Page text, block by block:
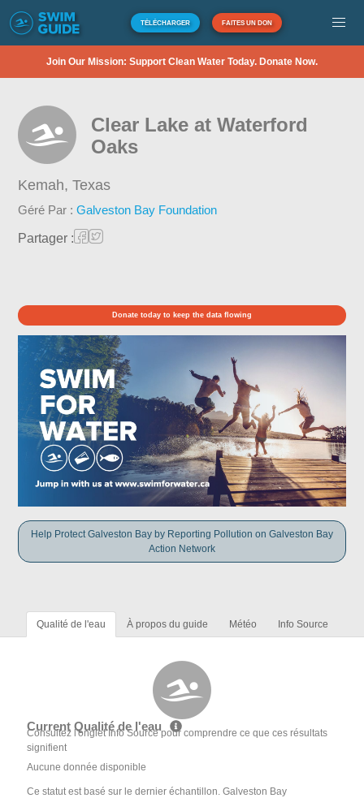
TÉLÉCHARGER FAITES UN DON
Join Our Mission: Support Clean Water Today. Donate Now.
Clear Lake at Waterford
Oaks
Kemah,Texas
Géré Par :Galveston Bay Foundation
Partager :
Donate today to keep the data flowing
Help Protect Galveston Bay by Reporting Pollution on Galveston Bay
Action Network
Qualité de l'eau À propos du guide Météo Info Source
Current Qualité de l'eau
Consultez l'onglet Info Source pour comprendre ce que ces résultats
signifient
Aucune donnée disponible
Ce statut est basé sur le dernier échantillon. Galveston Bay